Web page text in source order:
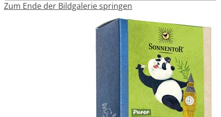
Zum Ende der Bildgalerie springen